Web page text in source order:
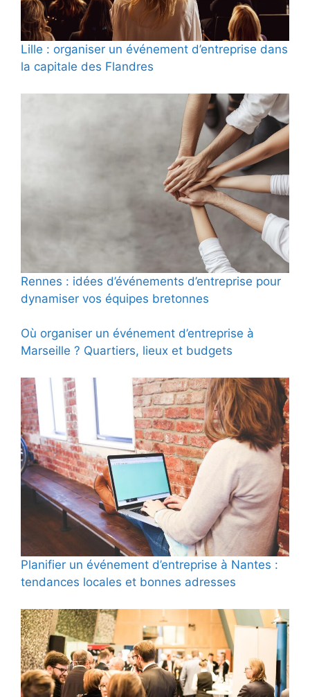
Lille : organiser un événement d’entreprise dans
la capitale des Flandres
Rennes : idées d’événements d’entreprise pour
dynamiser vos équipes bretonnes
Où organiser un événement d’entreprise à
Marseille ? Quartiers, lieux et budgets
Planifier un événement d’entreprise à Nantes :
tendances locales et bonnes adresses